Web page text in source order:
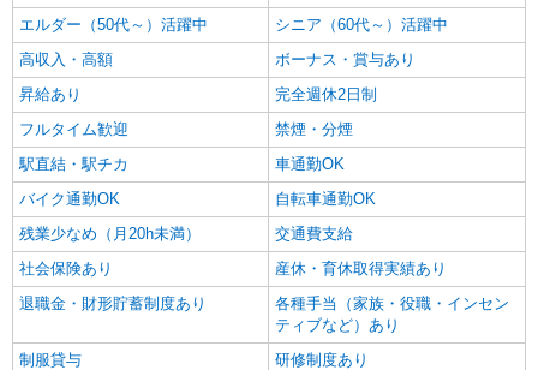
エルダー（50代～）活躍中
シニア（60代～）活躍中
高収入・高額
ボーナス・賞与あり
昇給あり
完全週休2日制
フルタイム歓迎
禁煙・分煙
駅直結・駅チカ
車通勤OK
バイク通勤OK
自転車通勤OK
残業少なめ（月20h未満）
交通費支給
社会保険あり
産休・育休取得実績あり
退職金・財形貯蓄制度あり
各種手当（家族・役職・インセン
ティブなど）あり
制服貸与
研修制度あり